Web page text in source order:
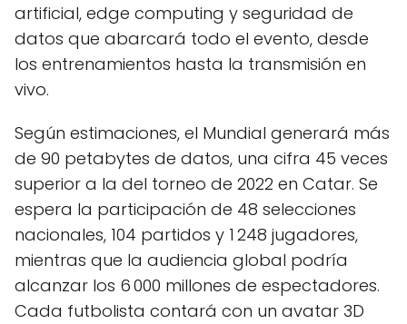
artificial, edge computing y seguridad de
datos que abarcará todo el evento, desde
los entrenamientos hasta la transmisión en
vivo.
Según estimaciones, el Mundial generará más
de 90 petabytes de datos, una cifra 45 veces
superior a la del torneo de 2022 en Catar. Se
espera la participación de 48 selecciones
nacionales, 104 partidos y 1 248 jugadores,
mientras que la audiencia global podría
alcanzar los 6 000 millones de espectadores.
Cada futbolista contará con un avatar 3D